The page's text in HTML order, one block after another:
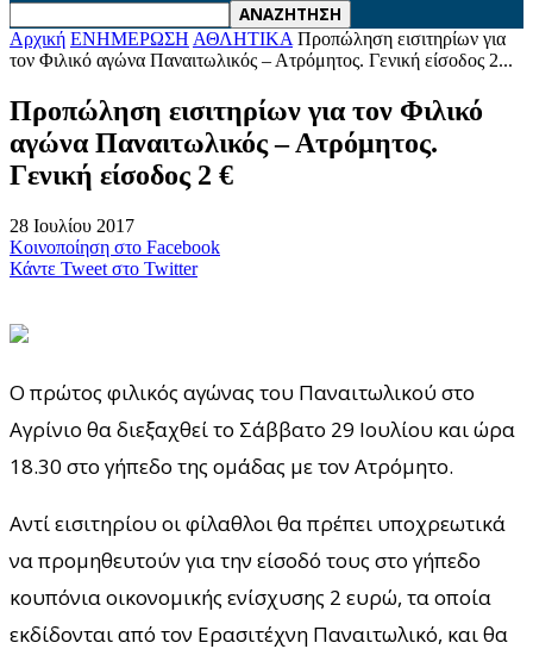
Αρχική ΕΝΗΜΕΡΩΣΗ ΑΘΛΗΤΙΚΑ Προπώληση εισιτηρίων για
τον Φιλικό αγώνα Παναιτωλικός – Ατρόμητος. Γενική είσοδος 2...
Προπώληση εισιτηρίων για τον Φιλικό
αγώνα Παναιτωλικός – Ατρόμητος.
Γενική είσοδος 2 €
28 Ιουλίου 2017
Κοινοποίηση στο Facebook
Κάντε Tweet στο Twitter
Ο πρώτος φιλικός αγώνας του Παναιτωλικού στο
Αγρίνιο θα διεξαχθεί το Σάββατο 29 Ιουλίου και ώρα
18.30 στο γήπεδο της ομάδας με τον Ατρόμητο.
Αντί εισιτηρίου οι φίλαθλοι θα πρέπει υποχρεωτικά
να προμηθευτούν για την είσοδό τους στο γήπεδο
κουπόνια οικονομικής ενίσχυσης 2 ευρώ, τα οποία
εκδίδονται από τον Ερασιτέχνη Παναιτωλικό, και θα